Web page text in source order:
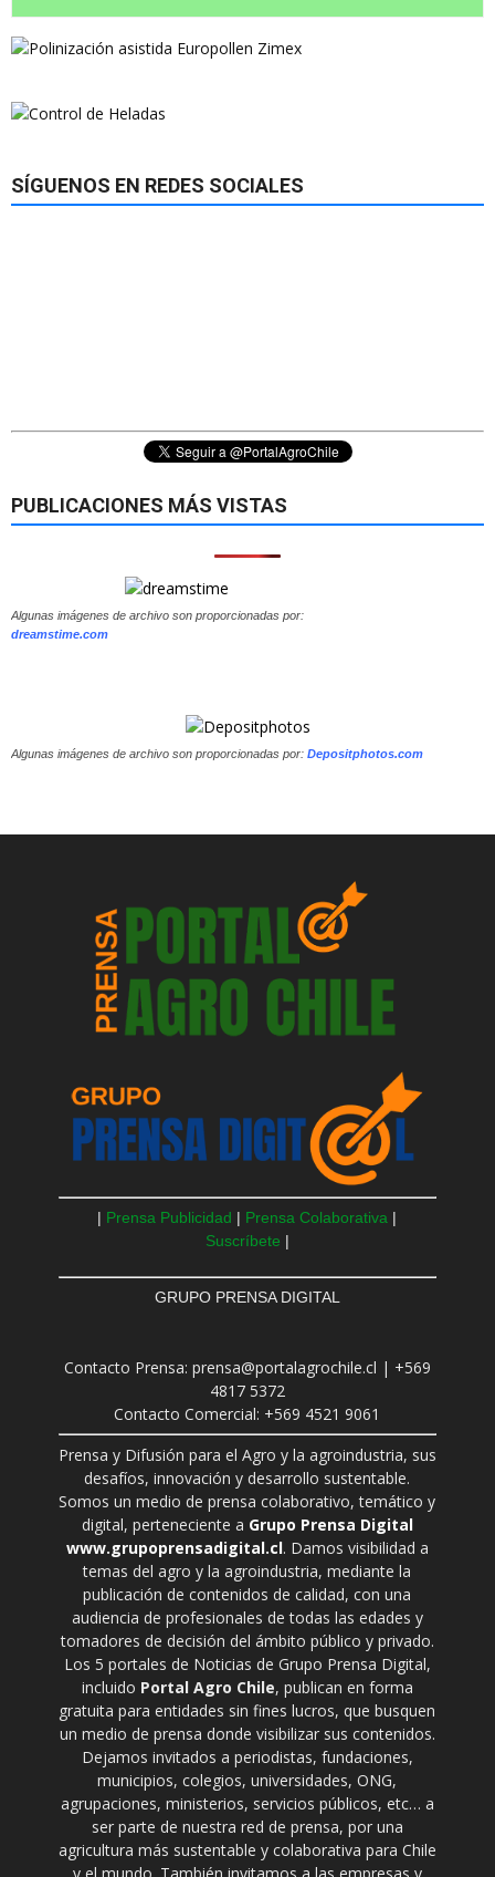
SÍGUENOS EN REDES SOCIALES
PUBLICACIONES MÁS VISTAS
Algunas imágenes de archivo son proporcionadas por:
dreamstime.com
Algunas imágenes de archivo son proporcionadas por: Depositphotos.com
| Prensa Publicidad | Prensa Colaborativa |
Suscríbete |
GRUPO PRENSA DIGITAL
Contacto Prensa: prensa@portalagrochile.cl | +569
4817 5372
Contacto Comercial: +569 4521 9061
Prensa y Difusión para el Agro y la agroindustria, sus
desafíos, innovación y desarrollo sustentable.
Somos un medio de prensa colaborativo, temático y
digital, perteneciente a Grupo Prensa Digital
www.grupoprensadigital.cl. Damos visibilidad a
temas del agro y la agroindustria, mediante la
publicación de contenidos de calidad, con una
audiencia de profesionales de todas las edades y
tomadores de decisión del ámbito público y privado.
Los 5 portales de Noticias de Grupo Prensa Digital,
incluido Portal Agro Chile, publican en forma
gratuita para entidades sin fines lucros, que busquen
un medio de prensa donde visibilizar sus contenidos.
Dejamos invitados a periodistas, fundaciones,
municipios, colegios, universidades, ONG,
agrupaciones, ministerios, servicios públicos, etc… a
ser parte de nuestra red de prensa, por una
agricultura más sustentable y colaborativa para Chile